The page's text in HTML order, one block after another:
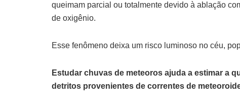
queimam parcial ou totalmente devido à ablação
de oxigênio.
Esse fenômeno deixa um risco luminoso no céu,
Estudar chuvas de meteoros ajuda a estimar a
detritos provenientes de correntes de